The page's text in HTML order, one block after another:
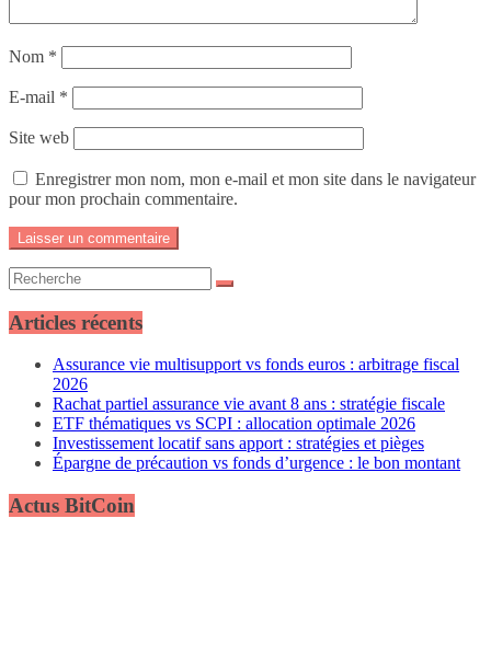
Nom *
E-mail *
Site web
Enregistrer mon nom, mon e-mail et mon site dans le navigateur
pour mon prochain commentaire.
Articles récents
Assurance vie multisupport vs fonds euros : arbitrage fiscal
2026
Rachat partiel assurance vie avant 8 ans : stratégie fiscale
ETF thématiques vs SCPI : allocation optimale 2026
Investissement locatif sans apport : stratégies et pièges
Épargne de précaution vs fonds d’urgence : le bon montant
Actus BitCoin